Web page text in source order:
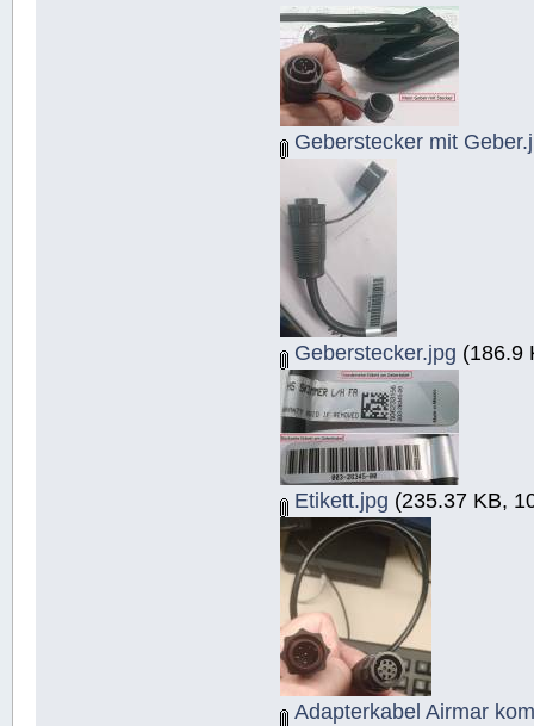
Geberstecker mit
Geberstecker.jpg (186.9
Etikett.jpg (235.37 KB,
Adapterkabel Airmar